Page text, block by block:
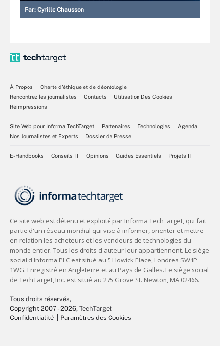
Par: Cyrille Chausson
À Propos
Charte d’éthique et de déontologie
Rencontrez les journalistes
Contacts
Utilisation Des Cookies
Réimpressions
Site Web pour Informa TechTarget Partenaires Technologies
Agenda
Nos Journalistes et Experts
Dossier de Presse
E-Handbooks Conseils IT Opinions Guides Essentiels Projets IT
Tous droits réservés,
Copyright 2007 - 2026, TechTarget
Confidentialité
Paramètres des Cookies